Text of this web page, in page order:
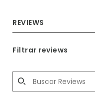
REVIEWS
Filtrar reviews